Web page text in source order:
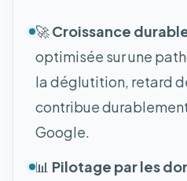
🚀Croissance
optimisée sur une
la déglutition, retard
contribue
Google.
📊 Pilotage par les